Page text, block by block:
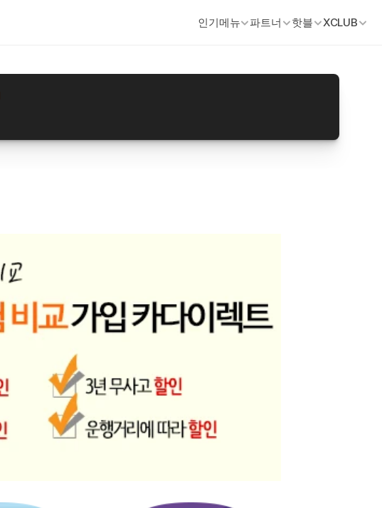
인기메뉴 파트너 핫블 XCLUB